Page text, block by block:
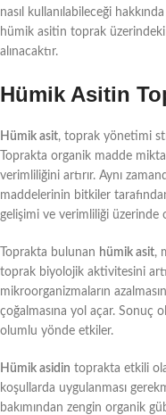
nasıl kullanılabileceği
hümik asitin toprak üzerindeki
alınacaktır.
Hümik Asitin
Hümik asit, toprak yönetimi
Toprakta organik madde
verimliliğini artırır. Aynı
maddelerinin bitkiler
gelişimi ve verimliliği üzerinde
Toprakta bulunan hümik asit,
toprak biyolojik aktivitesini
mikroorganizmaların
çoğalmasına yol açar. Sonuç
olumlu yönde etkiler.
Hümik asidin toprakta etkili
koşullarda uygulanması
bakımından zengin organik